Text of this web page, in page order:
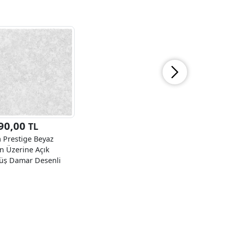
TL
Prestige Beyaz
Üzerine Açık
Damar Desenli